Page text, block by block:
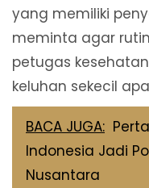
yang memiliki
meminta agar
petugas
keluhan sekecil
BACA JUGA:
Indonesia Jadi
Nusantara